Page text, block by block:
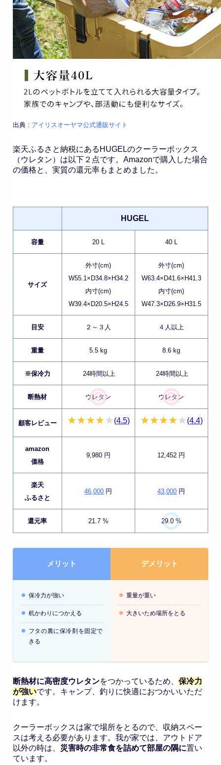
出典 : アイリスオーヤマ公式通販サイト
楽天ふるさと納税にあるHUGELのクーラーボックス
（ウレタン）は以下２点です。Amazonで購入した場合
の価格と、実質の還元率もまとめました。
HUGEL
容量 20 L 40 L
サイズ
外寸(cm)
W55.1×D34.8×H34.2
内寸(cm)
W39.4×D20.5×H24.5
外寸(cm)
W63.4×D41.6×H41.3
内寸(cm)
W47.3×D26.9×H31.5
目安 ２～３人 ４人以上
重量 5.5 kg 8.6 kg
※保冷力 24時間以上 24時間以上
断熱材 ウレタン ウレタン
顧客レビュー (4.5) (4.4)
amazon
価格
9,980 円 12,452 円
楽天
ふるさと
46,000 円 43,000 円
還元率 21.7 % 29.0 %
メリット
保冷力が強い
机かわりにつかえる
フタの裏に保冷剤を固定で
きる
デメリット
重量が重い
大きいため場所をとる
断熱材に高密度ウレタンをつかっているため、 保冷力
が強いです。キャンプ、釣りに快適におつかいいただ
けます。
クーラーボックスは家で場所をとるので、収納スペー
スは考える必要があります。我が家では、アウトドア
以外の時は、 災害時の非常食を詰めて部屋の隅に置い
ています。